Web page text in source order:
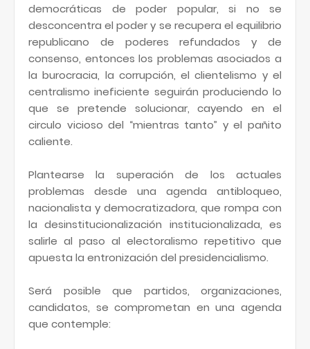
democráticas de poder popular, si no se
desconcentra el poder y se recupera el equilibrio
republicano de poderes refundados y de
consenso, entonces los problemas asociados a
la burocracia, la corrupción, el clientelismo y el
centralismo ineficiente seguirán produciendo lo
que se pretende solucionar, cayendo en el
circulo vicioso del “mientras tanto” y el pañito
caliente.
Plantearse la superación de los actuales
problemas desde una agenda antibloqueo,
nacionalista y democratizadora, que rompa con
la desinstitucionalización institucionalizada, es
salirle al paso al electoralismo repetitivo que
apuesta la entronización del presidencialismo.
Será posible que partidos, organizaciones,
candidatos, se comprometan en una agenda
que contemple: